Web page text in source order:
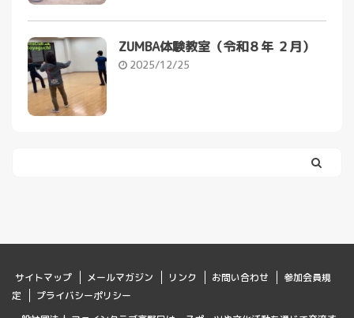
ZUMBA体験教室（令和８年 ２月）
2025/12/25
サイトマップ メールマガジン リンク お問い合わせ
参加会員規
定
プライバシーポリシー